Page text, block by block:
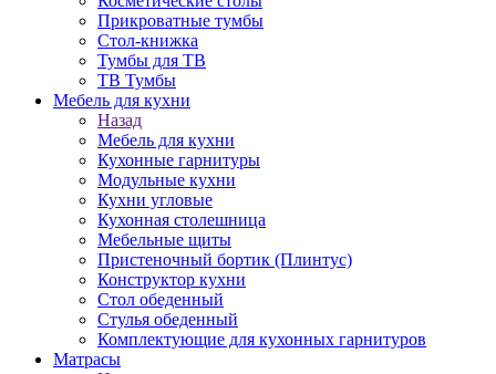
Прикроватные тумбы
Стол-книжка
Тумбы для ТВ
ТВ Тумбы
Мебель для кухни
Назад
Мебель для кухни
Кухонные гарнитуры
Модульные кухни
Кухни угловые
Кухонная столешница
Мебельные щиты
Пристеночный бортик (Плинтус)
Конструктор кухни
Стол обеденный
Стулья обеденный
Комплектующие для кухонных гарнитуров
Матраcы